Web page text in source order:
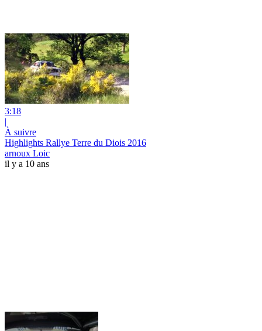
3:18
|
À suivre
Highlights Rallye Terre du Diois 2016
arnoux Loic
il y a 10 ans